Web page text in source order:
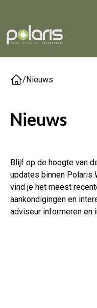
/Nieuws
Nieuws
Blijf op de hoogte van
updates binnen Polaris
vind je het meest
aankondigingen en
adviseur informeren en